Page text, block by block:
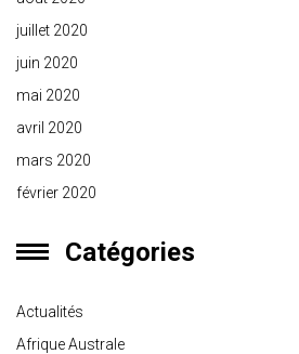
juillet 2020
juin 2020
mai 2020
avril 2020
mars 2020
février 2020
Catégories
Actualités
Afrique Australe